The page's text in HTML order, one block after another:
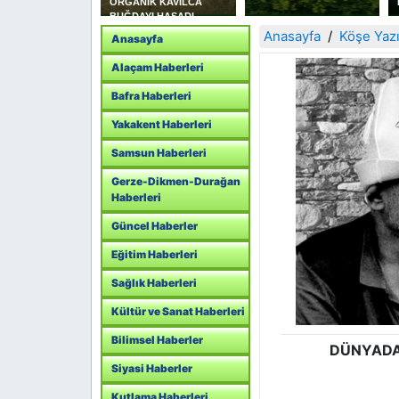
BUĞDAYI HASADI
YAPILDI
Anasayfa
Alaçam Haberleri
Bafra Haberleri
Yakakent Haberleri
Samsun Haberleri
Gerze-Dikmen-Durağan
Haberleri
Güncel Haberler
Eğitim Haberleri
Sağlık Haberleri
Kültür ve Sanat Haberleri
Bilimsel Haberler
Siyasi Haberler
Anasayfa Köşe